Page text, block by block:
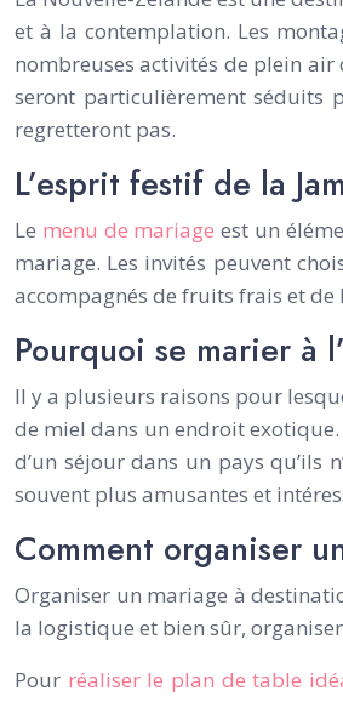
et à la contemplation. Les
nombreuses activités de plein
seront particulièrement séduits
regretteront pas.
L’esprit festif de la
Le menu de mariage est un
mariage. Les invités peuvent
accompagnés de fruits frais et
Pourquoi se marier à
Il y a plusieurs raisons pour
de miel dans un endroit exotique.
d’un séjour dans un pays qu’ils
souvent plus amusantes et
Comment organiser
Organiser un mariage à
la logistique et bien sûr,
Pour réaliser le plan de table